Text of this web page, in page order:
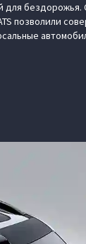
бездорожья.
позволили